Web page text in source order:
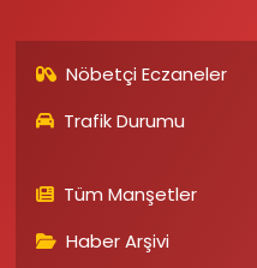
Nöbetçi Eczaneler
Trafik Durumu
Tüm Manşetler
Haber Arşivi